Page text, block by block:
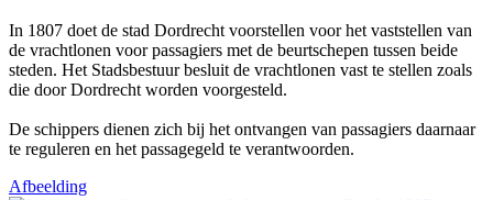
In 1807 doet de stad Dordrecht voorstellen voor het vaststellen van
de vrachtlonen voor passagiers met de beurtschepen tussen beide
steden. Het Stadsbestuur besluit de vrachtlonen vast te stellen zoals
die door Dordrecht worden voorgesteld.
De schippers dienen zich bij het ontvangen van passagiers daarnaar
te reguleren en het passagegeld te verantwoorden.
Afbeelding